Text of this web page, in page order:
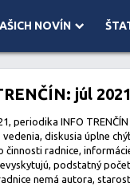
NOVÍN
©Mapbox
júl
periodika INFO
diskusia úplne
činnosti radnice,
podstatný
nemá autora,